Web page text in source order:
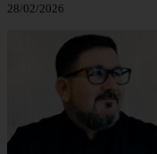
28/02/2026